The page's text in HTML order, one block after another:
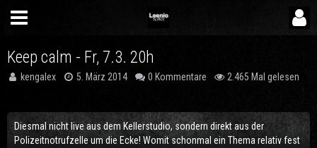
Keep calm - Fr, 7.3. 20h
kengalex 5. März 2014 0 Kommentare 2.465 Mal gelesen
Diesmal nicht live aus dem Kellerstudio, sondern direkt aus der
Polizeitnotrufzelle um die Ecke! Womit schonmal ein Thema relativ fest